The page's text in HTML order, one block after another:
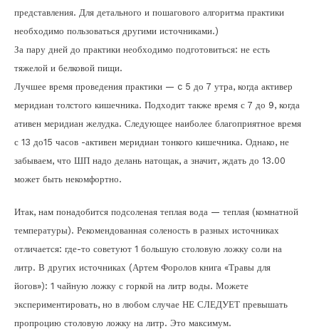
представления. Для детального и пошагового алгоритма практики
необходимо пользоваться другими источниками.)
За пару дней до практики необходимо подготовиться: не есть
тяжелой и белковой пищи.
Лучшее время проведения практики — c 5 до 7 утра, когда активер
меридиан толстого кишечника. Подходит также время с 7 до 9, когда
ативен меридиан желудка. Следующее наиболее благоприятное время
с 13 до15 часов -активен меридиан тонкого кишечника. Однако, не
забываем, что ШП надо делань натощак, а значит, ждать до 13.00
может быть некомфортно.
Итак, нам понадобится подсоленая теплая вода — теплая (комнатной
температуры). Рекомендованная соленость в разных источниках
отличается: где-то советуют 1 большую столовую ложку соли на
литр. В других источниках (Артем Форолов книга «Травы для
йогов»): 1 чайную ложку с горкой на литр воды. Можете
экспериментировать, но в любом случае НЕ СЛЕДУЕТ превышать
пропроцию столовую ложку на литр. Это максимум.